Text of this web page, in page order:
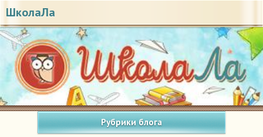
ШколаЛа
Рубрики блога